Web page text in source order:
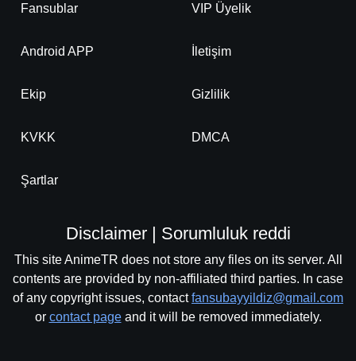
Fansublar VIP Üyelik
Android APP İletişim
Ekip Gizlilik
KVKK DMCA
Şartlar
Disclaimer | Sorumluluk reddi
This site AnimeTR does not store any files on its server. All
contents are provided by non-affiliated third parties. In case
of any copyright issues, contactfansubayyildiz@gmail.com
or contact pageand it will be removed immediately.